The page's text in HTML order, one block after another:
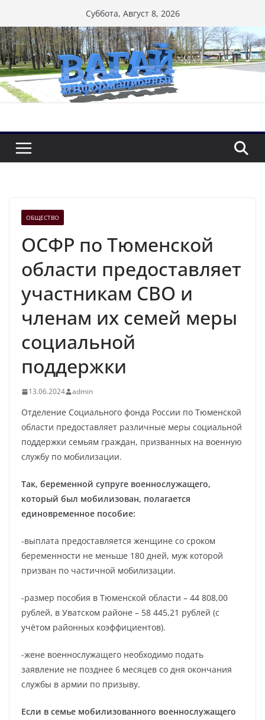
к
содержимому
Суббота, Август 8, 2026
ОБЩЕСТВО
ОСФР по Тюменской
области предоставляет
участникам СВО и
членам их семей меры
социальной
поддержки
13.06.2024 admin
Отделение Социального фонда России по Тюменской
области предоставляет различные меры социальной
поддержки семьям граждан, призванных на военную
службу по мобилизации.
Так, беременной супруге военнослужащего,
который был мобилизован, полагается
единовременное пособие:
-выплата предоставляется женщине со сроком
беременности не меньше 180 дней, муж которой
призван по частичной мобилизации.
-размер пособия в Тюменской области – 44 808,00
рублей, в Уватском районе – 58 445,21 рублей (с
учётом районных коэффициентов).
-жене военнослужащего необходимо подать
заявление не позднее 6 месяцев со дня окончания
службы в армии по призыву.
Если в семье мобилизованного военнослужащего